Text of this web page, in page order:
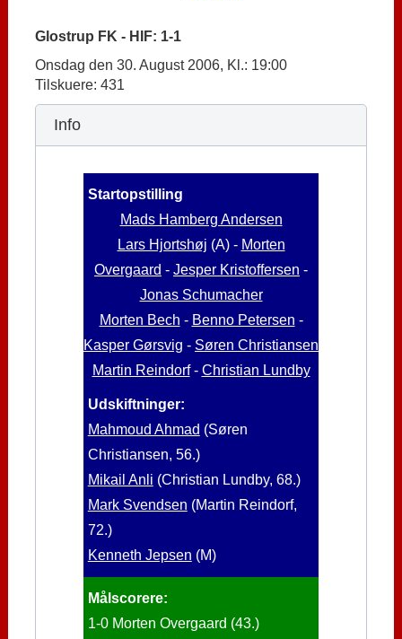
Glostrup FK - HIF: 1-1
Onsdag den 30. August 2006, Kl.: 19:00
Tilskuere: 431
Info
Startopstilling
Mads Hamberg Andersen
Lars Hjortshøj (A) - Morten
Overgaard - Jesper Kristoffersen -
Jonas Schumacher
Morten Bech - Benno Petersen -
Kasper Gørsvig - Søren Christiansen
Martin Reindorf- Christian Lundby
Udskiftninger:
Mahmoud Ahmad (Søren
Christiansen, 56.)
Mikail Anli (Christian Lundby, 68.)
Mark Svendsen (Martin Reindorf,
72.)
Kenneth Jepsen (M)
Målscorere:
1-0 Morten Overgaard (43.)